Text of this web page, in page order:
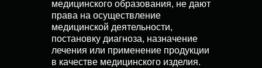
медицинского образования, не дают
права на осуществление
медицинской деятельности,
постановку диагноза, назначение
лечения или применение продукции
в качестве медицинского изделия.